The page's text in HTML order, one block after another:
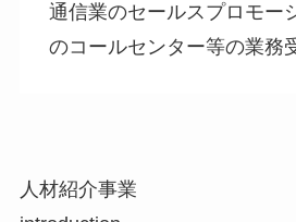
通信業のセールスプロモー
のコールセンター等の業務
人材紹介事業